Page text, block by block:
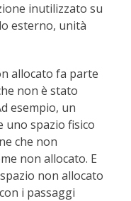
inutilizzato su
esterno, unità
allocato fa parte
non è stato
esempio, un
uno spazio fisico
che non
non allocato. E
non allocato
i passaggi